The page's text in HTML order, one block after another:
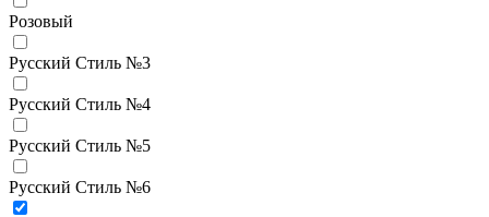
Розовый
Русский Стиль №3
Русский Стиль №4
Русский Стиль №5
Русский Стиль №6